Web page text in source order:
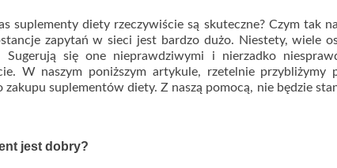
suplementy diety rzeczywiście są skuteczne? Czym tak
zapytań w sieci jest bardzo dużo. Niestety, wiele
się one nieprawdziwymi i nierzadko
W naszym poniższym artykule, rzetelnie przybliżymy
suplementów diety. Z naszą pomocą, nie będzie
jest dobry?